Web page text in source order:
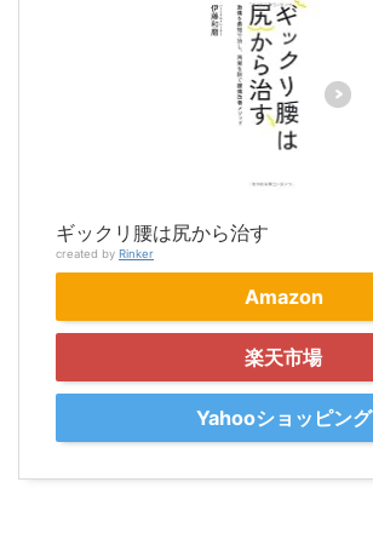
ギックリ腰は尻から治す
created by Rinker
Amazon
楽天市場
Yahooショッピング